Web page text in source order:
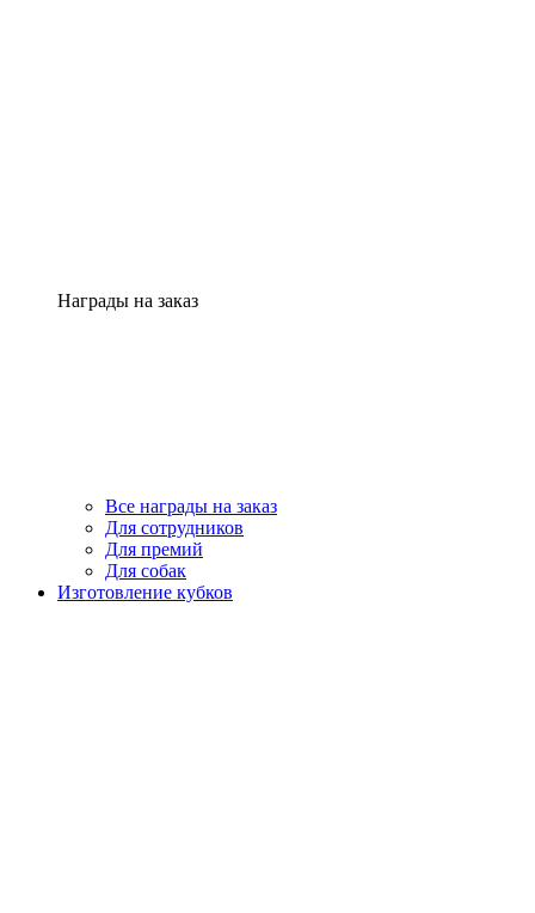
Награды на заказ
Все награды на заказ
Для сотрудников
Для премий
Для собак
Изготовление кубков